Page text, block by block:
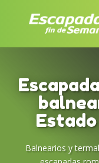
Balnearios y